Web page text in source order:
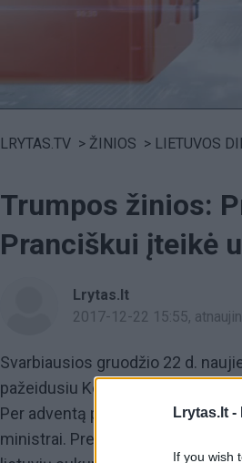
Lrytas.lt -
If you wish
LRYTAS.TV > ŽINIOS > LIETUVOS
Trumpos žinios:
Pranciškui įteikė
Lrytas.lt
2017-12-22 15:55,
Svarbiausios gruodžio 22 d.
pažeidusiu Konsituciją, kai
Per adventą pasniko laikosi ar
ministrai. Prezidentė